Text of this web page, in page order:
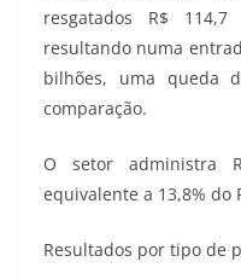
resgatados R$
resultando numa
bilhões, uma queda
comparação.
O setor administra
equivalente a 13,8% do
Resultados por tipo de